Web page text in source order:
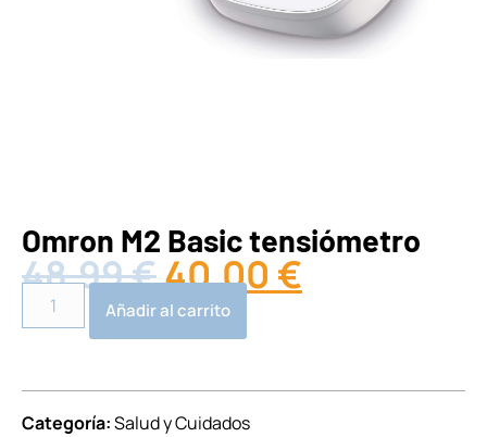
Omron M2 Basic tensiómetro
48,99€40,00 €
Añadir al carrito Alternative:
Categoría:Salud y Cuidados